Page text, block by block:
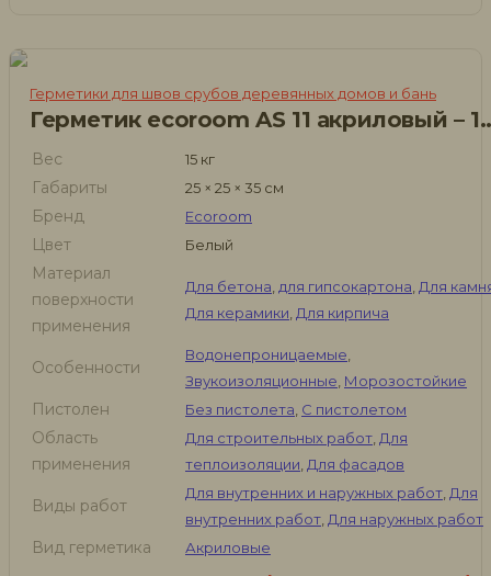
Герметики для швов срубов деревянных домов и бань
Герметик
Вес 15 кг
Габариты 25 × 25 × 35 см
Бренд Ecoroom
Цвет Белый
Материал
поверхности
применения
Для бетона,для гипсокартона,Для
Для керамики,Для кирпича
Особенности
Водонепроницаемые,
Звукоизоляционные, Морозостойкие
Пистолен Без пистолета, С пистолетом
Область
применения
Для строительных работ,Для
теплоизоляции,Для фасадов
Виды работ
Для внутренних и наружных работ,Для
внутренних работ,Для наружных работ
Вид герметика Акриловые